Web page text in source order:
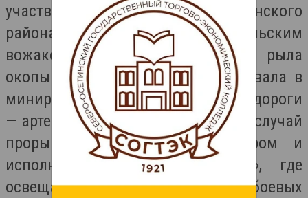
участвовала в обороне садонского
района и, будучи комсомольским
вожаком, везде была впереди — рыла
окопы по колено в воде, участвовала в
минировании военно-осетинской дороги
— артерии жизни Закавказья — на случай
прорыва врага, была редактором и
исполнителем «Боевого листка», где
освещалась информация о ходе боевых